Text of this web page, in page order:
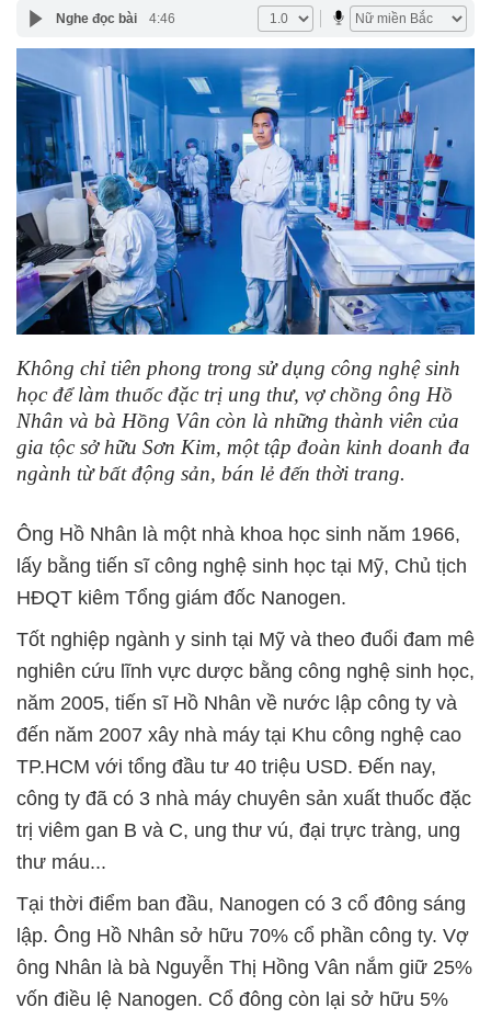
Nghe đọc bài 4:46
Không chỉ tiên phong trong sử dụng công nghệ sinh
học để làm thuốc đặc trị ung thư, vợ chồng ông Hồ
Nhân và bà Hồng Vân còn là những thành viên của
gia tộc sở hữu Sơn Kim, một tập đoàn kinh doanh đa
ngành từ bất động sản, bán lẻ đến thời trang.
Ông Hồ Nhân là một nhà khoa học sinh năm 1966,
lấy bằng tiến sĩ công nghệ sinh học tại Mỹ, Chủ tịch
HĐQT kiêm Tổng giám đốc Nanogen.
Tốt nghiệp ngành y sinh tại Mỹ và theo đuổi đam mê
nghiên cứu lĩnh vực dược bằng công nghệ sinh học,
năm 2005, tiến sĩ Hồ Nhân về nước lập công ty và
đến năm 2007 xây nhà máy tại Khu công nghệ cao
TP.HCM với tổng đầu tư 40 triệu USD. Đến nay,
công ty đã có 3 nhà máy chuyên sản xuất thuốc đặc
trị viêm gan B và C, ung thư vú, đại trực tràng, ung
thư máu...
Tại thời điểm ban đầu, Nanogen có 3 cổ đông sáng
lập. Ông Hồ Nhân sở hữu 70% cổ phần công ty. Vợ
ông Nhân là bà Nguyễn Thị Hồng Vân nắm giữ 25%
vốn điều lệ Nanogen. Cổ đông còn lại sở hữu 5%